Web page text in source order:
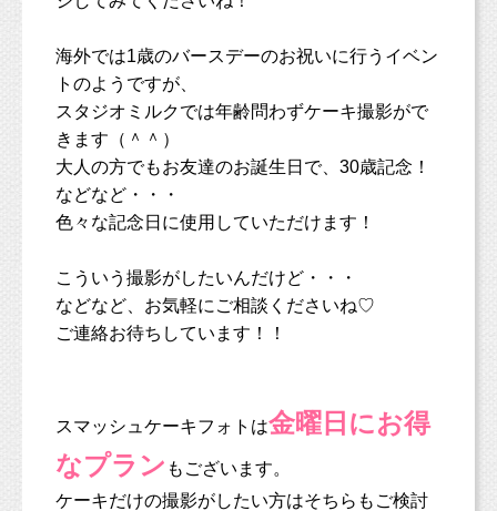
海外では1歳のバースデーのお祝いに行うイベン
トのようですが、
スタジオミルクでは年齢問わずケーキ撮影がで
きます（＾＾）
大人の方でもお友達のお誕生日で、30歳記念！
などなど・・・
色々な記念日に使用していただけます！
こういう撮影がしたいんだけど・・・
などなど、お気軽にご相談くださいね♡
ご連絡お待ちしています！！
スマッシュケーキフォトは金曜日にお得
なプラン もございます。
ケーキだけの撮影がしたい方はそちらもご検討